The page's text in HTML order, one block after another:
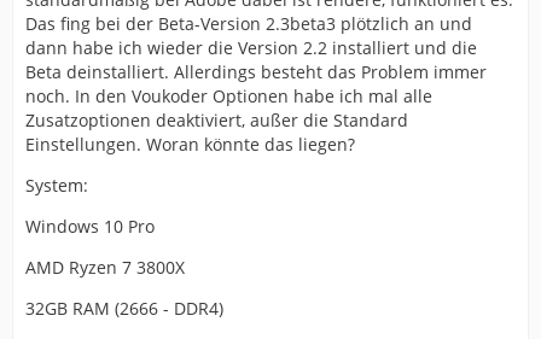
Das fing bei der Beta-Version 2.3beta3 plötzlich an und
dann habe ich wieder die Version 2.2 installiert und die
Beta deinstalliert. Allerdings besteht das Problem immer
noch. In den Voukoder Optionen habe ich mal alle
Zusatzoptionen deaktiviert, außer die Standard
Einstellungen. Woran könnte das liegen?
System:
Windows 10 Pro
AMD Ryzen 7 3800X
32GB RAM (2666 - DDR4)